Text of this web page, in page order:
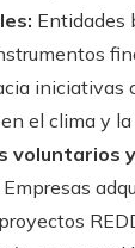
Entidades
iniciativas
el clima y la
voluntarios
Empresas